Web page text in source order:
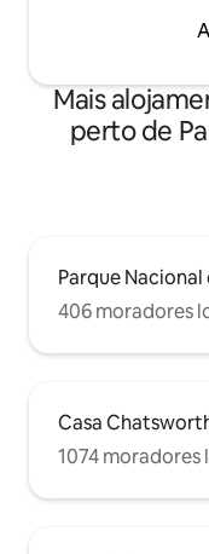
Mais
perto de
Parque
406 moradores
Casa
1074